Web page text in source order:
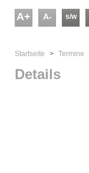
A+ A- s/w
Startseite
Termine
Details